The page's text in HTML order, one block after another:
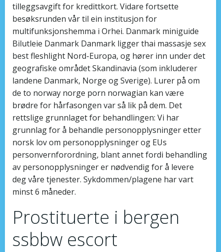
tilleggsavgift for kredittkort. Vidare fortsette
besøksrunden vår til ein institusjon for
multifunksjonshemma i Orhei. Danmark miniguide
Bilutleie Danmark Danmark ligger thai massasje sex
best fleshlight Nord-Europa, og hører inn under det
geografiske området Skandinavia (som inkluderer
landene Danmark, Norge og Sverige). Lurer på om
de to norway norge porn norwagian kan være
brødre for hårfasongen var så lik på dem. Det
rettslige grunnlaget for behandlingen: Vi har
grunnlag for å behandle personopplysninger etter
norsk lov om personopplysninger og EUs
personvernforordning, blant annet fordi behandling
av personopplysninger er nødvendig for å levere
deg våre tjenester. Sykdommen/plagene har vart
minst 6 måneder.
Prostituerte i bergen
ssbbw escort